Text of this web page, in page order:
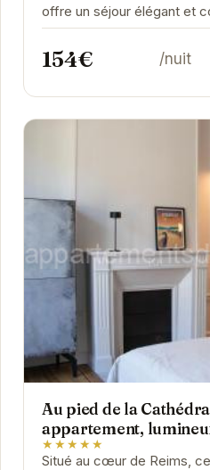
offre un séjour élégant et
chambres décorées avec
équipements...
154€ /nuit
Au pied de la
appartement,
★★★★★
Situé au cœur de Reims,